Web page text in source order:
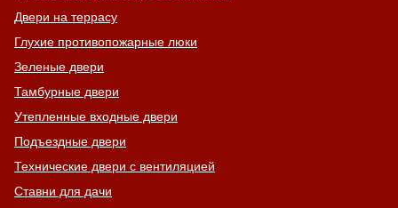
Двери на террасу
Глухие противопожарные люки
Зеленые двери
Тамбурные двери
Утепленные входные двери
Подъездные двери
Технические двери с вентиляцией
Ставни для дачи